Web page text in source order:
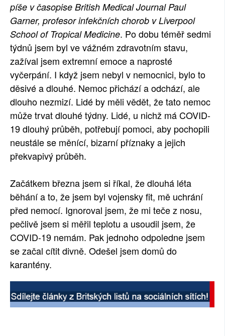
RUBRIKY
PLNÁ VERZE STRÁNEK
píše v časopise British Medical Journal Paul
Garner, profesor infekčních chorob v Liverpool
School of Tropical Medicine. Po dobu téměř sedmi
týdnů jsem byl ve vážném zdravotním stavu,
zažíval jsem extremní emoce a naprosté
vyčerpání. I když jsem nebyl v nemocnici, bylo to
děsivé a dlouhé. Nemoc přichází a odchází, ale
dlouho nezmizí. Lidé by měli vědět, že tato nemoc
může trvat dlouhé týdny. Lidé, u nichž má COVID-
19 dlouhý průběh, potřebují pomoci, aby pochopili
neustále se měnící, bizarní příznaky a jejich
překvapivý průběh.
Začátkem března jsem si říkal, že dlouhá léta
běhání a to, že jsem byl vojensky fit, mě uchrání
před nemocí. Ignoroval jsem, že mi teče z nosu,
pečlivě jsem si měřil teplotu a usoudil jsem, že
COVID-19 nemám. Pak jednoho odpoledne jsem
se začal cítit divně. Odešel jsem domů do
karantény.